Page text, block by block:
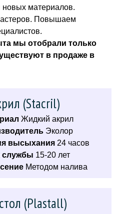
новых материалов.
Повышаем
мы отобрали только
в продаже в
(Stacril)
Жидкий акрил
Эколор
высыхания 24 часов
службы 15-20 лет
Методом налива
(Plastall)